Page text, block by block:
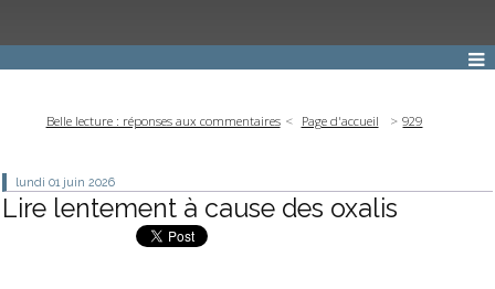
Belle lecture : réponses aux commentaires Page d'accueil 929
lundi 01 juin 2026
Lire lentement à cause des oxalis